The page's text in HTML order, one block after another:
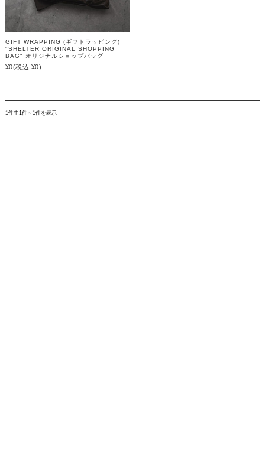
GIFT WRAPPING (ギフトラッピング)
"SHELTER ORIGINAL SHOPPING
BAG" オリジナルショップバッグ
¥0(税込 ¥0)
1件中1件～1件を表示